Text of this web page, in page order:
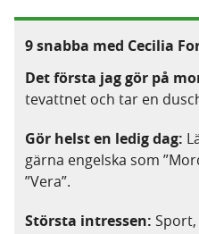
9 snabba med Cecilia
Det första jag gör på
tevattnet och tar en
Gör helst en ledig dag:
gärna engelska som
”Vera”.
Största intressen: